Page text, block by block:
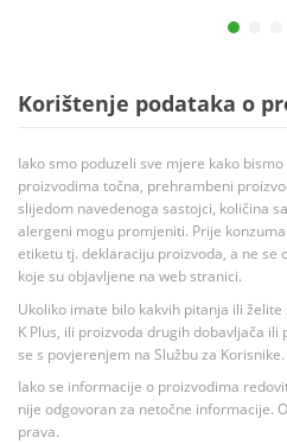
Korištenje podataka o
Iako smo poduzeli sve mjere kako
proizvodima točna, prehrambeni
slijedom navedenoga sastojci, količina
alergeni mogu promjeniti. Prije
etiketu tj. deklaraciju proizvoda, a ne se
koje su objavljene na web stranici.
Ukoliko imate bilo kakvih pitanja ili
K Plus, ili proizvoda drugih dobavljača
se s povjerenjem na Službu za Korisnike.
Iako se informacije o proizvodima
nije odgovoran za netočne informacije.
prava.